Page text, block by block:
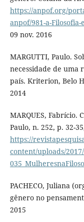
https://anpof.org/
anpof/981-a-
09 nov. 2016
MARGUTTI, Paulo.
necessidade de uma
país. Kriterion, Belo
2014
MARQUES, Fabrício.
Paulo, n. 252, p. 32-
https://
content/uploads/
PACHECO, Juliana
gênero no
2015